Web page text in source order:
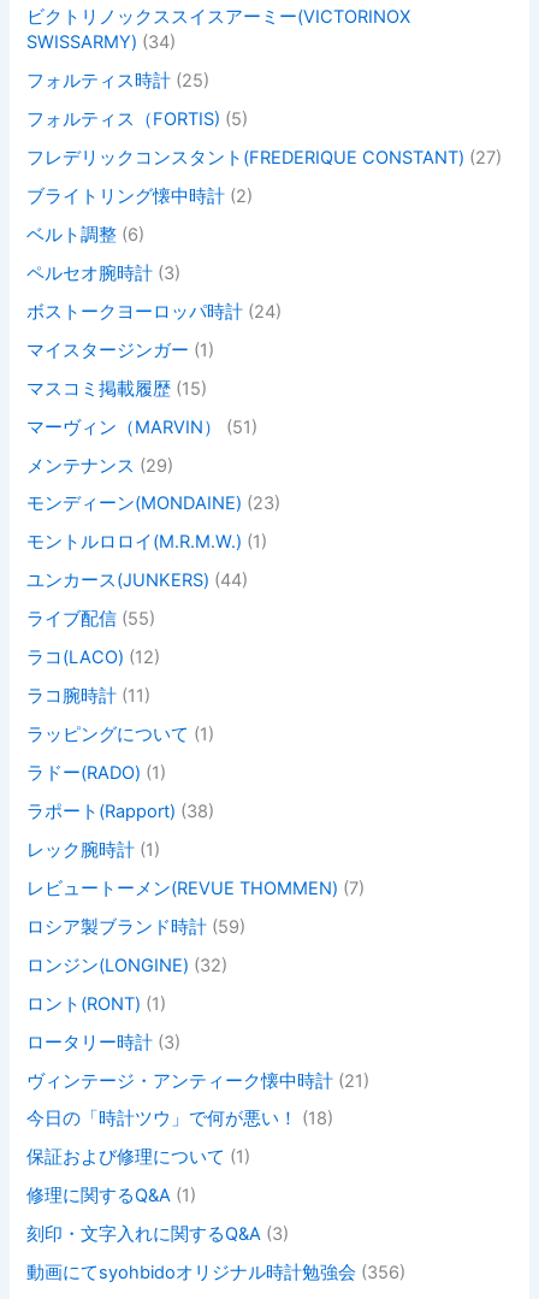
ビクトリノックススイスアーミー(VICTORINOX
SWISSARMY) (34)
フォルティス時計 (25)
フォルティス（FORTIS) (5)
フレデリックコンスタント(FREDERIQUE CONSTANT) (27)
ブライトリング懐中時計 (2)
ベルト調整 (6)
ペルセオ腕時計 (3)
ボストークヨーロッパ時計 (24)
マイスタージンガー (1)
マスコミ掲載履歴 (15)
マーヴィン（MARVIN）
(51)
メンテナンス (29)
モンディーン(MONDAINE) (23)
モントルロロイ(M.R.M.W.) (1)
ユンカース(JUNKERS) (44)
ライブ配信 (55)
ラコ(LACO) (12)
ラコ腕時計 (11)
ラッピングについて (1)
ラドー(RADO) (1)
ラポート(Rapport) (38)
レック腕時計 (1)
レビュートーメン(REVUE THOMMEN) (7)
ロシア製ブランド時計 (59)
ロンジン(LONGINE) (32)
ロント(RONT) (1)
ロータリー時計 (3)
ヴィンテージ・アンティーク懐中時計 (21)
今日の「時計ツウ」で何が悪い！
(18)
保証および修理について (1)
修理に関するQ&A (1)
刻印・文字入れに関するQ&A (3)
動画にてsyohbidoオリジナル時計勉強会 (356)